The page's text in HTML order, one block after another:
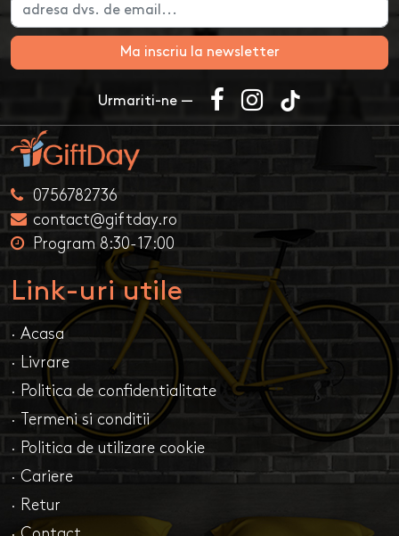
Ma inscriu la newsletter
Urmariti-ne —
0756782736
contact@giftday.ro
Program 8:30-17:00
Link-uri utile
· Acasa
· Livrare
· Politica de confidentialitate
· Termeni si conditii
· Politica de utilizare cookie
· Cariere
· Retur